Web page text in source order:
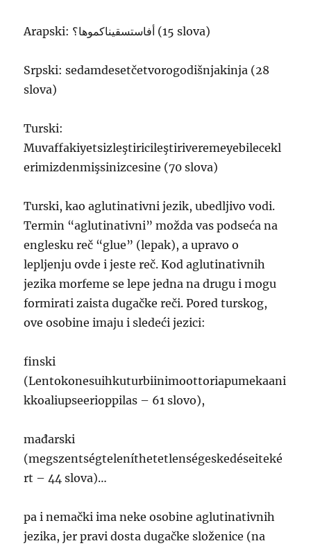
Arapski: أفاستسقيناكموها؟ (15 slova)
Srpski: sedamdesetčetvorogodišnjakinja (28
slova)
Turski:
Muvaffakiyetsizleştiricileştiriveremeyebilecekl
erimizdenmişsinizcesine (70 slova)
Turski, kao aglutinativni jezik, ubedljivo vodi.
Termin “aglutinativni” možda vas podseća na
englesku reč “glue” (lepak), a upravo o
lepljenju ovde i jeste reč. Kod aglutinativnih
jezika morfeme se lepe jedna na drugu i mogu
formirati zaista dugačke reči. Pored turskog,
ove osobine imaju i sledeći jezici:
finski
(Lentokonesuihkuturbiinimoottoriapumekaani
kkoaliupseerioppilas – 61 slovo),
mađarski
(megszentségteleníthetetlenségeskedéseiteké
rt – 44 slova)…
pa i nemački ima neke osobine aglutinativnih
jezika, jer pravi dosta dugačke složenice (na